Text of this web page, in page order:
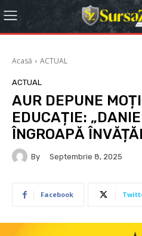
Acasă ACTUAL
ACTUAL
AUR DEPUNE
EDUCAȚIE:
ÎNGROAPĂ
By Septembrie 8, 2025
Facebook